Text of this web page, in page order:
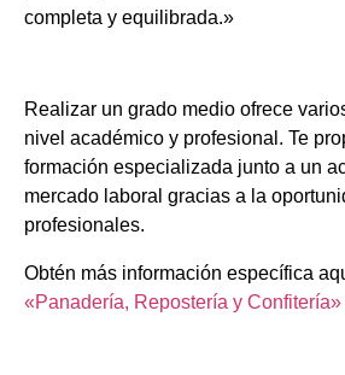
completa y equilibrada.»
Realizar un grado medio ofrece
nivel académico y profesional. Te
formación especializada junto a un
mercado laboral gracias a la
profesionales.
Obtén más información específica
«Panadería, Repostería y Confitería»